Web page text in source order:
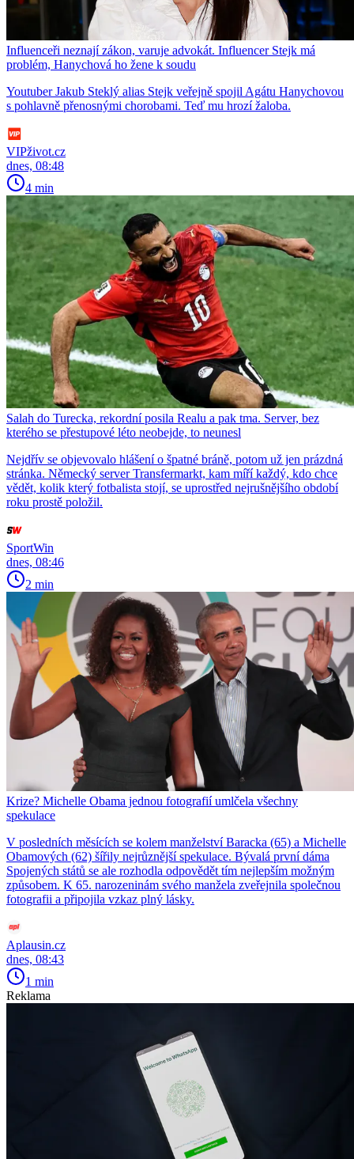
Influenceři neznají zákon, varuje advokát. Influencer Stejk má
problém, Hanychová ho žene k soudu
Youtuber Jakub Steklý alias Stejk veřejně spojil Agátu Hanychovou
s pohlavně přenosnými chorobami. Teď mu hrozí žaloba.
VIPživot.cz
dnes, 08:48
4 min
Salah do Turecka, rekordní posila Realu a pak tma. Server, bez
kterého se přestupové léto neobejde, to neunesl
Nejdřív se objevovalo hlášení o špatné bráně, potom už jen prázdná
stránka. Německý server Transfermarkt, kam míří každý, kdo chce
vědět, kolik který fotbalista stojí, se uprostřed nejrušnějšího období
roku prostě položil.
SportWin
dnes, 08:46
2 min
Krize? Michelle Obama jednou fotografií umlčela všechny
spekulace
V posledních měsících se kolem manželství Baracka (65) a Michelle
Obamových (62) šířily nejrůznější spekulace. Bývalá první dáma
Spojených států se ale rozhodla odpovědět tím nejlepším možným
způsobem. K 65. narozeninám svého manžela zveřejnila společnou
fotografii a připojila vzkaz plný lásky.
Aplausin.cz
dnes, 08:43
1 min
Reklama